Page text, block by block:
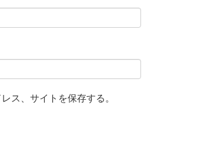
ス、サイトを保存する。